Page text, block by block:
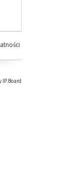
IP.Board